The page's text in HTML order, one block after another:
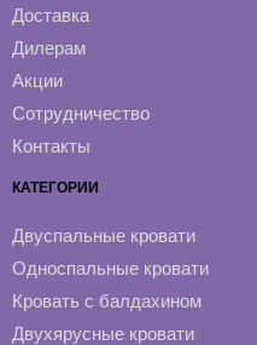
Доставка
Дилерам
Акции
Сотрудничество
Контакты
КАТЕГОРИИ
Двуспальные кровати
Односпальные кровати
Кровать с балдахином
Двухярусные кровати